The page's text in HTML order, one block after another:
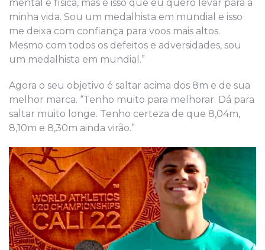
mental e física, mas é isso que eu quero levar para a
minha vida. Sou um medalhista em mundial e isso
me deixa com confiança para voos mais altos.
Mesmo com todos os defeitos e adversidades, sou
um medalhista em mundial.”
Agora o seu objetivo é saltar acima dos 8m e de sua
melhor marca. “Tenho muito para melhorar. Dá para
saltar muito longe. Tenho certeza de que 8,04m,
8,10m e 8,30m ainda virão.”